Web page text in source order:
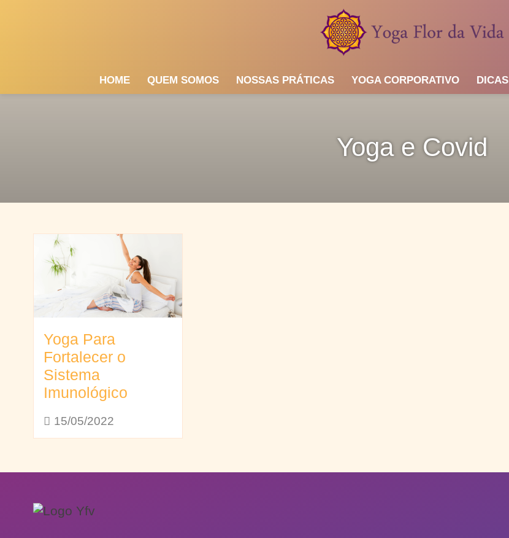
HOME QUEM SOMOS NOSSAS PRÁTICAS YOGA CORPORATIVO DICAS
Yoga e Covid
Yoga Para
Fortalecer o
Sistema
Imunológico
15/05/2022